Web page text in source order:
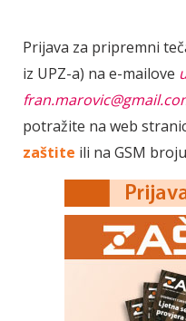
Prijava za pripremni
iz UPZ-a) na e-mailove
potražite na web
zaštite ili na GSM